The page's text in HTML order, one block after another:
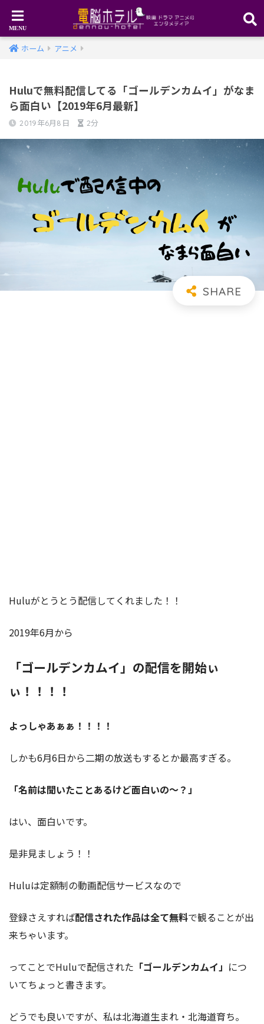
ホーム アニメ
Huluで無料配信してる「ゴールデンカムイ」がなま
ら面白い【2019年6月最新】
2019年6月8日 2分
Huluがとうとう配信してくれました！！
2019年6月から
「ゴールデンカムイ」の配信を開始ぃ
ぃ！！！！
よっしゃあぁぁ！！！！
しかも6月6日から二期の放送もするとか最高すぎる。
「名前は聞いたことあるけど面白いの～？」
はい、面白いです。
是非見ましょう！！
Huluは定額制の動画配信サービスなので
登録さえすれば配信された作品は全て無料で観ることが出
来ちゃいます。
ってことでHuluで配信された 「ゴールデンカムイ」 につ
いてちょっと書きます。
どうでも良いですが、私は北海道生まれ・北海道育ち。